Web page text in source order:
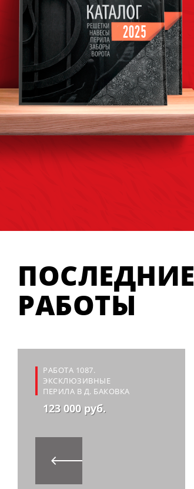
ПОСЛЕДНИЕ
РАБОТЫ
РАБОТА 1087.
ЭКСКЛЮЗИВНЫЕ
ПЕРИЛА В Д. БАКОВКА
123 000 руб.